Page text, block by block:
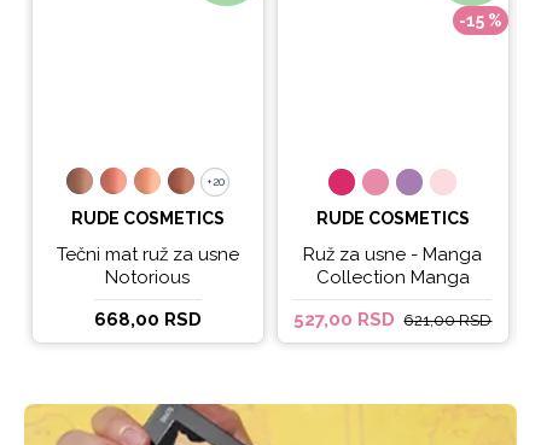
+20
+20
RUDE COSMETICS
Tečni mat ruž za usne
Notorious
668,00 RSD
-15 %
RUDE COSMETICS
Ruž za usne - Manga
Collection Manga
Sparkle Lip Oil
527,00 RSD 621,00 RSD